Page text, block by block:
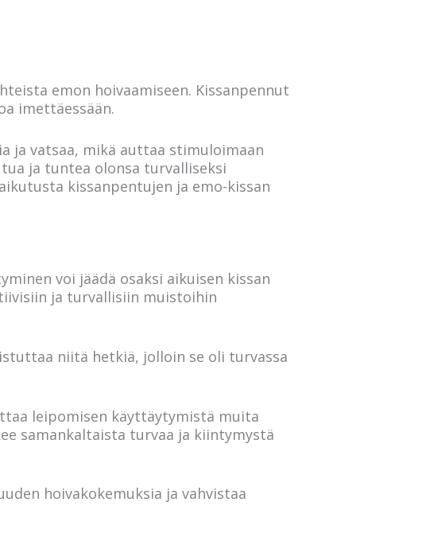
emon hoivaamiseen. Kissanpennut
imettäessään.
ja vatsaa, mikä auttaa stimuloimaan
ja tuntea olonsa turvalliseksi
kissanpentujen ja emo-kissan
voi jäädä osaksi aikuisen kissan
ja turvallisiin muistoihin
niitä hetkiä, jolloin se oli turvassa
leipomisen käyttäytymistä muita
samankaltaista turvaa ja kiintymystä
hoivakokemuksia ja vahvistaa